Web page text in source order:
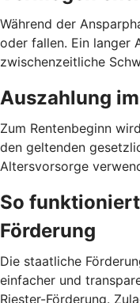
Während der
oder fallen. Ein langer
zwischenzeitliche
Auszahlung
Zum Rentenbeginn
den geltenden
Altersvorsorge
So
Förderung
Die staatliche
einfacher und
Riester-Förderung.